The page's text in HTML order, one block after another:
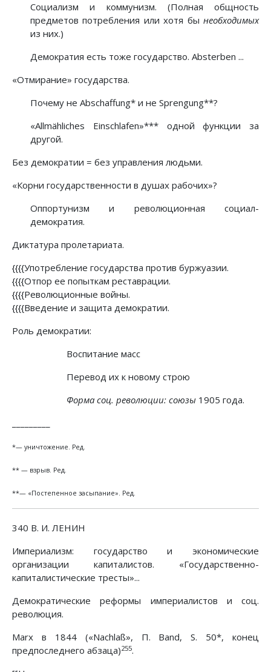
Социализм и коммунизм. (Полная общность
предметов потребления или хотя бы необходимых
из них.)
Демократия есть тоже государство. Absterben ...
«Отмирание» государства.
Почему не Abschaffung* и не Sprengung**?
«Allmähliches Einschlafen»*** одной функции за
другой.
Без демократии = без управления людьми.
«Корни государственности в душах рабочих»?
Оппортунизм и революционная социал-
демократия.
Диктатура пролетариата.
{{{{Употребление государства против буржуазии.
{{{{Отпор ее попыткам реставрации.
{{{{Революционные войны.
{{{{Введение и защита демократии.
Роль демократии:
Воспитание масс
Перевод их к новому строю
Форма соц. революции: союзы 1905 года.
*— уничтожение. Ред.
** — взрыв. Ред.
**— «Постепенное засыпание». Ред.
340 В. И. ЛЕНИН
Империализм: государство и экономические
организации капиталистов. «Государственно-
капиталистические тресты»...
Демократические реформы империалистов и соц.
революция.
Marx в 1844 («Nachlaß», П. Band, S. 50*, конец
предпоследнего абзаца)255.